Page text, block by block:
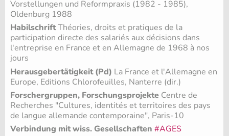
Vorstellungen und Reformpraxis (1982 - 1985),
Oldenburg 1988
HabilschriftThéories, droits et pratiques de la
participation directe des salariés aux décisions dans
l'entreprise en France et en Allemagne de 1968 à nos
jours
Herausgebertätigkeit (Pd) La France et l'Allemagne en
Europe, Editions Chlorofeuilles, Nanterre (dir.)
Forschergruppen, Forschungsprojekte Centre de
Recherches "Cultures, identités et territoires des pays
de langue allemande contemporaine", Paris-10
Verbindung mit wiss. Gesellschaften #AGES